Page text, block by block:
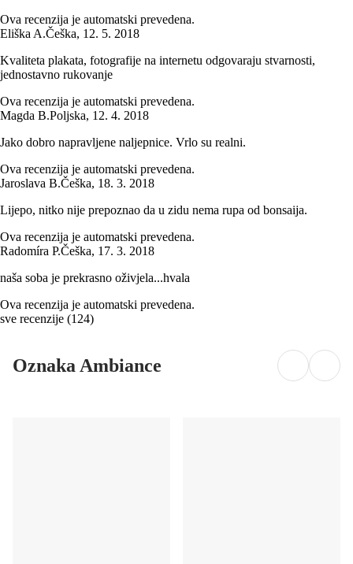
Ova recenzija je automatski prevedena.
Eliška A.Češka, 12. 5. 2018
Kvaliteta plakata, fotografije na internetu odgovaraju stvarnosti,
jednostavno rukovanje
Ova recenzija je automatski prevedena.
Magda B.Poljska, 12. 4. 2018
Jako dobro napravljene naljepnice. Vrlo su realni.
Ova recenzija je automatski prevedena.
Jaroslava B.Češka, 18. 3. 2018
Lijepo, nitko nije prepoznao da u zidu nema rupa od bonsaija.
Ova recenzija je automatski prevedena.
Radomíra P.Češka, 17. 3. 2018
naša soba je prekrasno oživjela...hvala
Ova recenzija je automatski prevedena.
sve recenzije (124)
Oznaka Ambiance